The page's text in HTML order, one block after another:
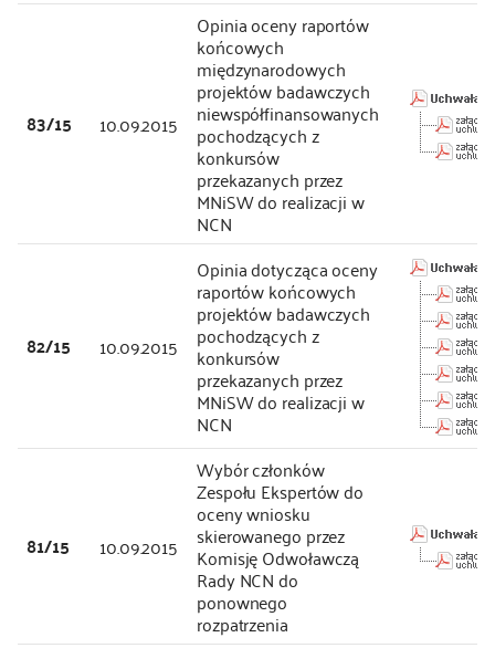
83/15 10.09.2015
Opinia oceny raportów
końcowych
międzynarodowych
projektów badawczych
niewspółfinansowanych
pochodzących z
konkursów
przekazanych przez
MNiSW do realizacji w
NCN
82/15 10.09.2015
Opinia dotycząca oceny
raportów końcowych
projektów badawczych
pochodzących z
konkursów
przekazanych przez
MNiSW do realizacji w
NCN
81/15 10.09.2015
Wybór członków
Zespołu Ekspertów do
oceny wniosku
skierowanego przez
Komisję Odwoławczą
Rady NCN do
ponownego
rozpatrzenia